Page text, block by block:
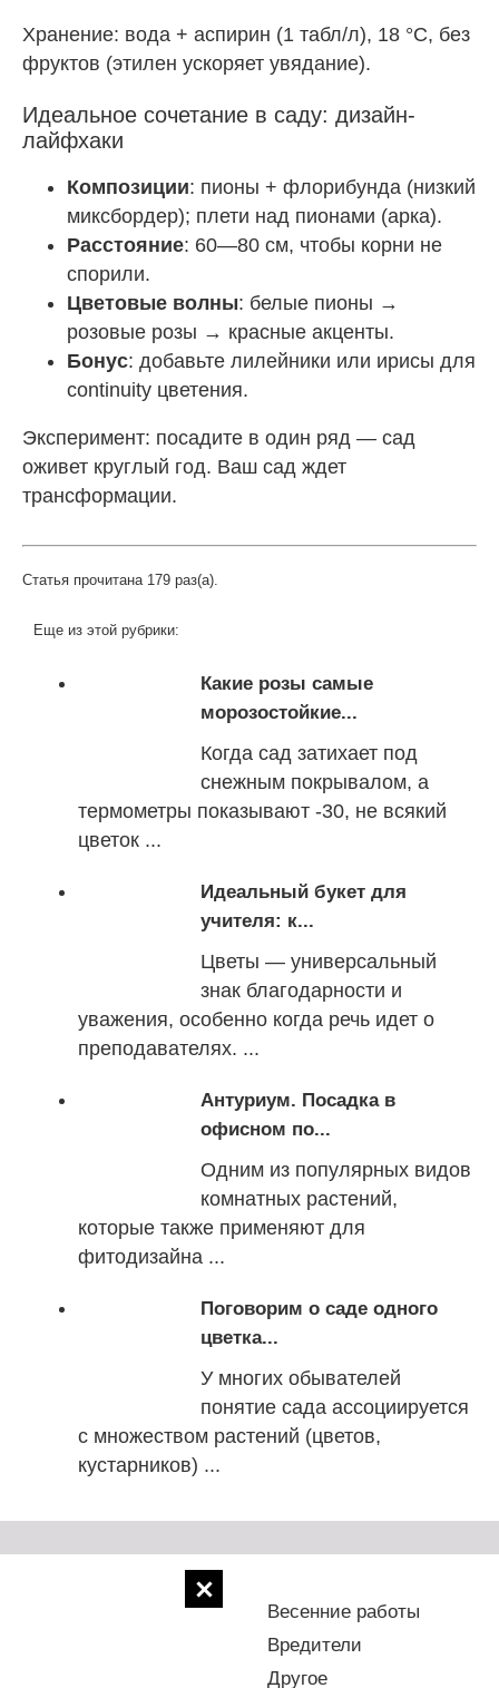
Хранение: вода + аспирин (1 табл/л), 18 °C, без
фруктов (этилен ускоряет увядание).
Идеальное сочетание в саду: дизайн-
лайфхаки
Композиции: пионы + флорибунда (низкий
миксбордер); плети над пионами (арка).
Расстояние: 60—80 см, чтобы корни не
спорили.
Цветовые волны: белые пионы →
розовые розы → красные акценты.
Бонус: добавьте лилейники или ирисы для
continuity цветения.
Эксперимент: посадите в один ряд — сад
оживет круглый год. Ваш сад ждет
трансформации.
Статья прочитана 179 раз(a).
Еще из этой рубрики:
Какие розы самые
морозостойкие...
Когда сад затихает под
снежным покрывалом, а
термометры показывают -30, не всякий
цветок ...
Идеальный букет для
учителя: к...
Цветы — универсальный
знак благодарности и
уважения, особенно когда речь идет о
преподавателях. ...
Антуриум. Посадка в
офисном по...
Одним из популярных видов
комнатных растений,
которые также применяют для
фитодизайна ...
Поговорим о саде одного
цветка...
У многих обывателей
понятие сада ассоциируется
с множеством растений (цветов,
кустарников) ...
Весенние работы
Вредители
Другое